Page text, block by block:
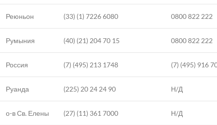
Реюньон (33) (1) 7226 6080 0800 822 222
Румыния (40) (21) 204 70 15 0800 822 222
Россия (7) (495) 213 1748 (7) (495) 916
Руанда (225) 20 24 24 90 Н/Д
о-в Св. Елены (27) (11) 361 7000 Н/Д